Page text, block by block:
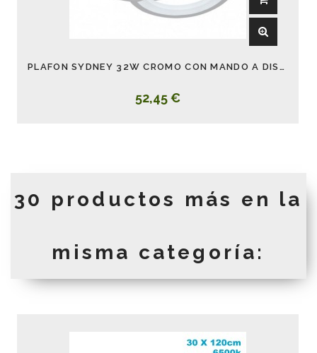
PLAFON SYDNEY 32W CROMO CON MANDO A DISTANCIA
52,45 €
30 productos más en la
misma categoría: